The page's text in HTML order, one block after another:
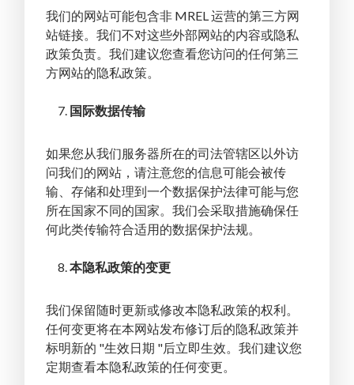
我们的网站可能包含非 MREL 运营的第三方网
站链接。我们不对这些外部网站的内容或隐私
政策负责。我们建议您查看您访问的任何第三
方网站的隐私政策。
国际数据传输
如果您从我们服务器所在的司法管辖区以外访
问我们的网站，请注意您的信息可能会被传
输、存储和处理到一个数据保护法律可能与您
所在国家不同的国家。我们会采取措施确保任
何此类传输符合适用的数据保护法规。
本隐私政策的变更
我们保留随时更新或修改本隐私政策的权利。
任何变更将在本网站发布修订后的隐私政策并
标明新的 "生效日期 "后立即生效。我们建议您
定期查看本隐私政策的任何变更。